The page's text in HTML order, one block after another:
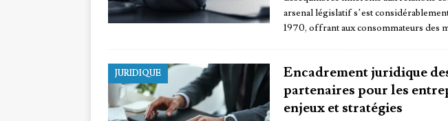
arsenal législatif s’est
1970, offrant aux consommateurs des
JURIDIQUE
Encadrement juridique
partenaires pour les
enjeux et stratégies